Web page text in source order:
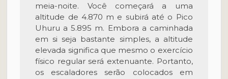
meia-noite. Você começará a uma
altitude de 4.870 m e subirá até o Pico
Uhuru a 5.895 m. Embora a caminhada
em si seja bastante simples, a altitude
elevada significa que mesmo o exercício
físico regular será extenuante. Portanto,
os escaladores serão colocados em